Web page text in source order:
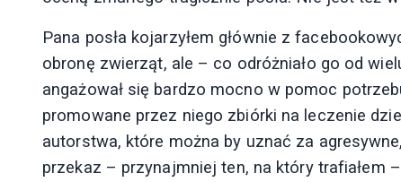
Pana posła kojarzyłem głównie z
obronę zwierząt, ale – co odróżniało go od
angażował się bardzo mocno w pomoc
promowane przez niego zbiórki na leczenie
autorstwa, które można by uznać za
przekaz – przynajmniej ten, na który trafiałem